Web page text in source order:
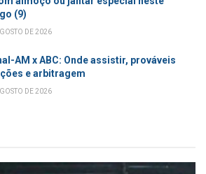
(9)
DE 2026
AM x ABC: Onde assistir, prováveis
e arbitragem
DE 2026